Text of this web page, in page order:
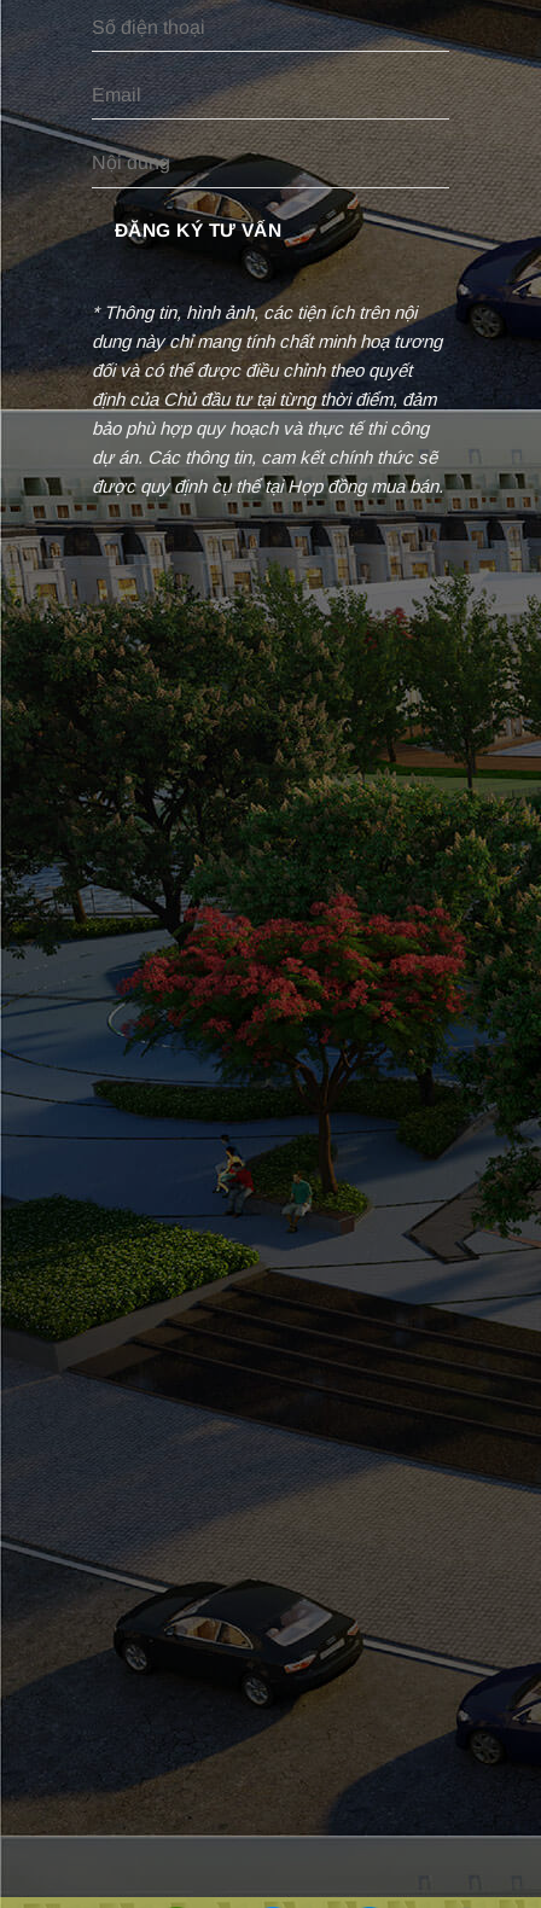
* Thông tin, hình ảnh, các tiện ích trên nội
dung này chỉ mang tính chất minh hoạ tương
đối và có thể được điều chỉnh theo quyết
định của Chủ đầu tư tại từng thời điểm, đảm
bảo phù hợp quy hoạch và thực tế thi công
dự án. Các thông tin, cam kết chính thức sẽ
được quy định cụ thể tại Hợp đồng mua bán.